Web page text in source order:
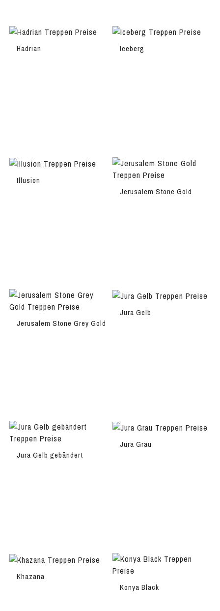
Hadrian Iceberg
Illusion
Jerusalem Stone Gold
Jerusalem Stone Grey Gold
Jura Gelb
Jura Gelb gebändert
Jura Grau
Khazana
Konya Black